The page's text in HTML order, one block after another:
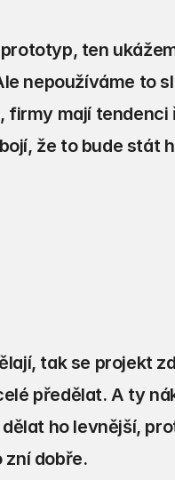
ten
nepoužíváme to
firmy mají
že to bude stát
tak se projekt
předělat. A ty
ho levnější,
zní dobře.